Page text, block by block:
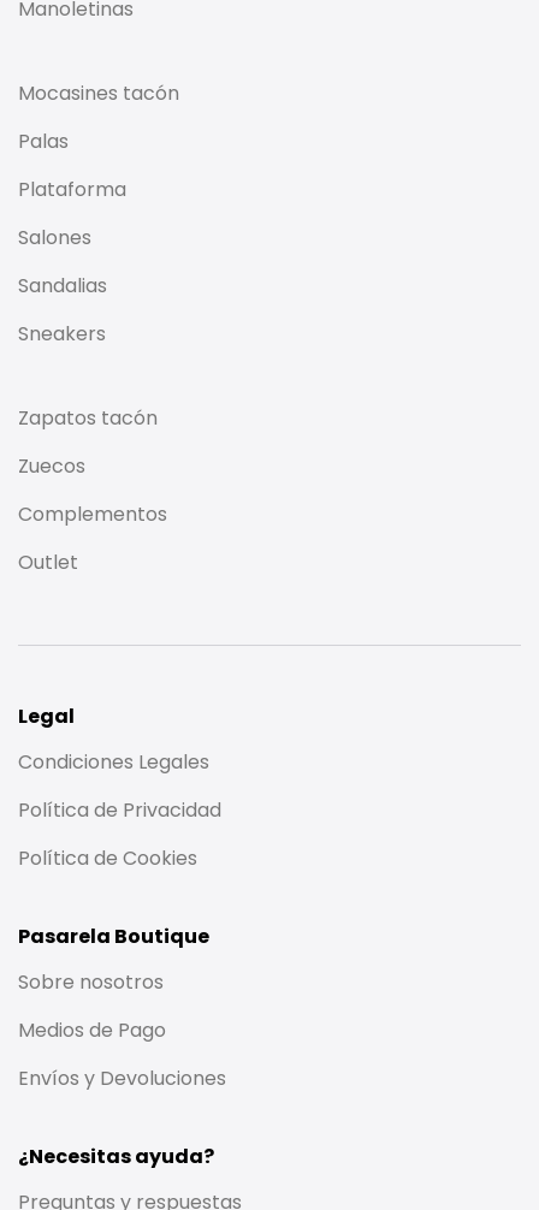
Manoletinas
Mocasines tacón
Palas
Plataforma
Salones
Sandalias
Sneakers
Zapatos tacón
Zuecos
Complementos
Outlet
Legal
Condiciones Legales
Política de Privacidad
Política de Cookies
Pasarela Boutique
Sobre nosotros
Medios de Pago
Envíos y Devoluciones
¿Necesitas ayuda?
Preguntas y respuestas